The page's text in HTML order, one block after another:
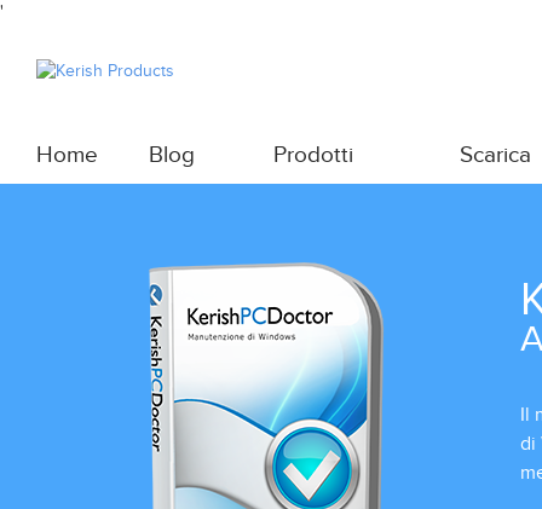
'
Home Blog Prodotti Scarica
Il
di